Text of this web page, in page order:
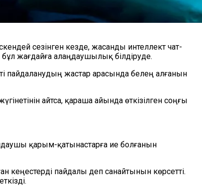
сезінген кезде, жасанды интеллект чат-
жағдайға алаңдаушылық білдіруде.
пайдаланудың жастар арасында белең алғанын
айтса, қараша айында өткізілген соңғы
қарым-қатынастарға ие болғанын
кеңестерді пайдалы деп санайтынын көрсетті.